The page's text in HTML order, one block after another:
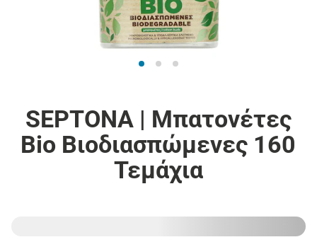
SEPTONA | Μπατονέτες
Bio Βιοδιασπώμενες 160
Τεμάχια